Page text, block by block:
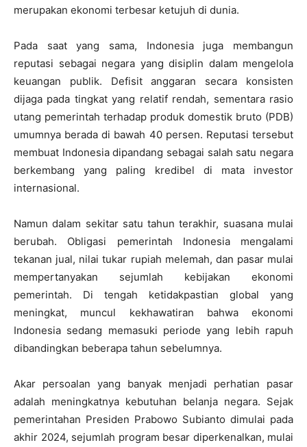
merupakan ekonomi terbesar ketujuh di dunia.
Pada saat yang sama, Indonesia juga membangun
reputasi sebagai negara yang disiplin dalam mengelola
keuangan publik. Defisit anggaran secara konsisten
dijaga pada tingkat yang relatif rendah, sementara rasio
utang pemerintah terhadap produk domestik bruto (PDB)
umumnya berada di bawah 40 persen. Reputasi tersebut
membuat Indonesia dipandang sebagai salah satu negara
berkembang yang paling kredibel di mata investor
internasional.
Namun dalam sekitar satu tahun terakhir, suasana mulai
berubah. Obligasi pemerintah Indonesia mengalami
tekanan jual, nilai tukar rupiah melemah, dan pasar mulai
mempertanyakan sejumlah kebijakan ekonomi
pemerintah. Di tengah ketidakpastian global yang
meningkat, muncul kekhawatiran bahwa ekonomi
Indonesia sedang memasuki periode yang lebih rapuh
dibandingkan beberapa tahun sebelumnya.
Akar persoalan yang banyak menjadi perhatian pasar
adalah meningkatnya kebutuhan belanja negara. Sejak
pemerintahan Presiden Prabowo Subianto dimulai pada
akhir 2024, sejumlah program besar diperkenalkan, mulai